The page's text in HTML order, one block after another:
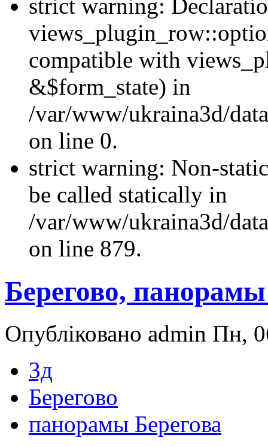
strict warning:
compatible with
&$form_state) in
/var/www/ukraina3d/
on line 0.
strict warning: Non-
be called statically in
/var/www/ukraina3d/
on line 879.
Берегово,
Опубліковано admin Пн,
3д
Берегово
панорамы Берегова